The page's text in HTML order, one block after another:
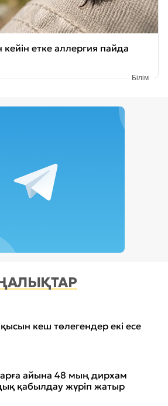
етке аллергия пайда
Білім
кеш төлегендер екі есе
айына 48 мың дирхам
қабылдау жүріп жатыр